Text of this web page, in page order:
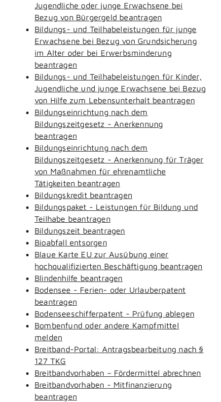
Jugendliche oder junge Erwachsene bei
Bezug von Bürgergeld beantragen
Bildungs- und Teilhabeleistungen für junge
Erwachsene bei Bezug von Grundsicherung
im Alter oder bei Erwerbsminderung
beantragen
Bildungs- und Teilhabeleistungen für Kinder,
Jugendliche und junge Erwachsene bei Bezug
von Hilfe zum Lebensunterhalt beantragen
Bildungseinrichtung nach dem
Bildungszeitgesetz - Anerkennung
beantragen
Bildungseinrichtung nach dem
Bildungszeitgesetz - Anerkennung für Träger
von Maßnahmen für ehrenamtliche
Tätigkeiten beantragen
Bildungskredit beantragen
Bildungspaket - Leistungen für Bildung und
Teilhabe beantragen
Bildungszeit beantragen
Bioabfall entsorgen
Blaue Karte EU zur Ausübung einer
hochqualifizierten Beschäftigung beantragen
Blindenhilfe beantragen
Bodensee - Ferien- oder Urlauberpatent
beantragen
Bodenseeschifferpatent - Prüfung ablegen
Bombenfund oder andere Kampfmittel
melden
Breitband-Portal: Antragsbearbeitung nach §
127 TKG
Breitbandvorhaben – Fördermittel abrechnen
Breitbandvorhaben - Mitfinanzierung
beantragen